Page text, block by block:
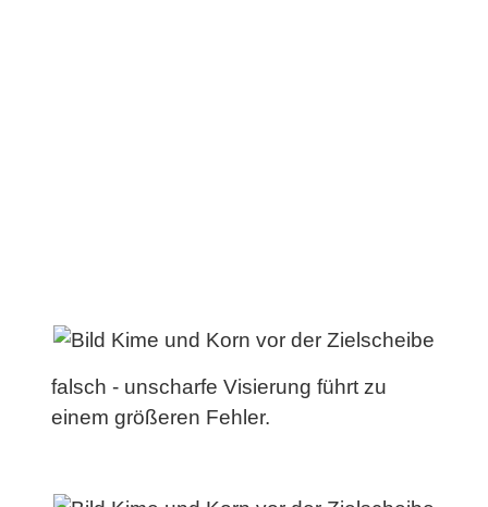
falsch - unscharfe Visierung führt zu
einem größeren Fehler.